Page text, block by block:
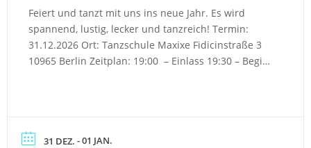
Feiert und tanzt mit uns ins neue Jahr. Es wird
spannend, lustig, lecker und tanzreich! Termin:
31.12.2026 Ort: Tanzschule Maxixe Fidicinstraße 3
10965 Berlin Zeitplan: 19:00 – Einlass 19:30 – Beginn
31 DEZ. - 01 JAN.